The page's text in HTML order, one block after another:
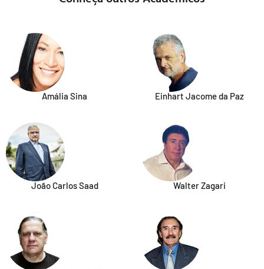
Amália Sina Einhart Jacome da Paz
João Carlos Saad Walter Zagari